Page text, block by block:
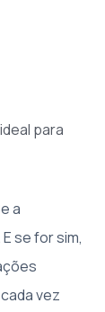
para
a
se for sim,
vez